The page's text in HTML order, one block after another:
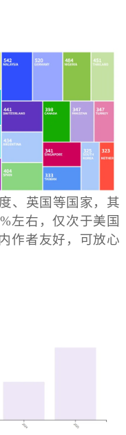
、英国等国家，其
左右，仅次于美国
作者友好，可放心